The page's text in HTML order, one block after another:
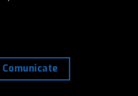
Comunicate